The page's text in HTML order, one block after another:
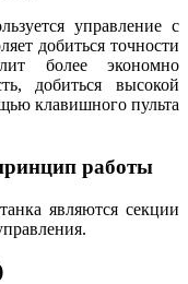
управление с
добиться точности
более экономно
добиться высокой
клавишного пульта
работы
являются секции